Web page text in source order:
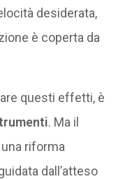
desiderata,
è coperta da
questi effetti, è
. Ma il
riforma
dall’atteso